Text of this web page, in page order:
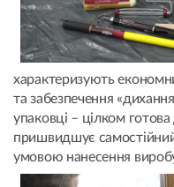
характеризують
та забезпечення
упаковці – цілком
пришвидшує
умовою нанесення виробу